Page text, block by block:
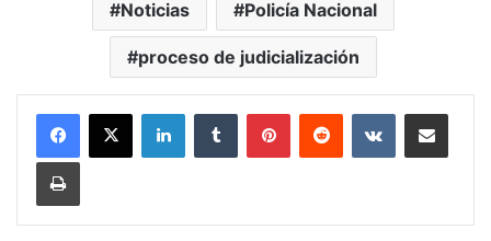
Noticias Policía Nacional
proceso de judicialización
LinkedInTumblr PinterestReddit VKontakteCompartir vía Mail
Print